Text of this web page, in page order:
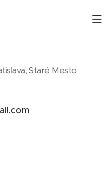
Staré Mesto